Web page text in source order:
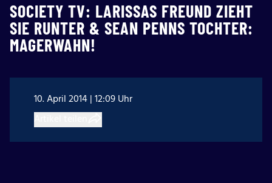
SOCIETY TV: LARISSAS FREUND ZIEHT
SIE RUNTER & SEAN PENNS TOCHTER:
MAGERWAHN!
10. April 2014 | 12:09 Uhr